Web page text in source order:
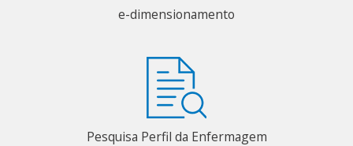
e-dimensionamento
Pesquisa Perfil da Enfermagem